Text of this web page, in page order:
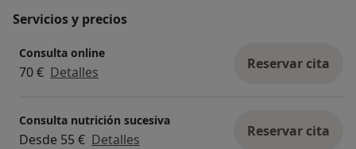
Servicios y precios
Consulta online
70 € Detalles Reservar cita
Consulta nutrición sucesiva
Desde 55 € Detalles Reservar cita